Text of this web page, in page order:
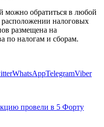
можно обратиться в любой
налоговых
размещена на
по налогам и сборам.
WhatsAppTelegramViber
провели в 5 Форту